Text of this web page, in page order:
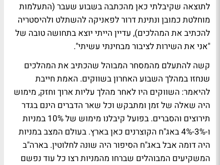
לתוצאה שקיבלתי כאן מהכתבה בשבוע שעבר (התעלמות
מוחלטת כמובן ונתינת דרור לפאניקה להשתלט ולהיסטריה
להכתיב את המהלכים), עדיין הייתי יוצא בתחושה טובה של
"אני את השירות לציבור מבחינתי עשיתי".
קשה להתעלם מהמסחר המבוהל שהכתיב את המהלכים
שנחזו במהלך השבוע האחרון בשווקים. האמת חייבת
להיאמר: השווקים היו לאחר מהלך עליות ארוך וחזק, מימוש
היה שאלה של זמן ומתבקש וכל שאר הדברים הינם בגדר
תירוצים והסברים. בפועל קיבלנו מימוש של 10% במניות
ו-3%-4% באג"ח הקוצרנים כאן בארץ. בעולם המצב במניות
היה דומה אבל באג"ח הסיפור היה שונה לחלוטין. בארה"ב
המשקיעים המבוהלים שברחו מהמניות רצו כל עוד נפשם